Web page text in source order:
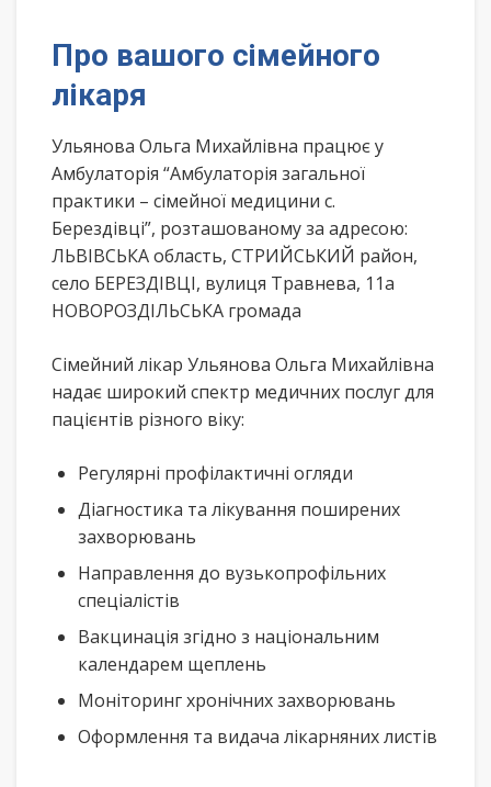
Про вашого сімейного
лікаря
Ульянова Ольга Михайлівна працює у
Амбулаторія “Амбулаторія загальної
практики – сімейної медицини с.
Берездівці”, розташованому за адресою:
ЛЬВІВСЬКА область, СТРИЙСЬКИЙ район,
село БЕРЕЗДІВЦІ, вулиця Травнева, 11а
НОВОРОЗДІЛЬСЬКА громада
Сімейний лікар Ульянова Ольга Михайлівна
надає широкий спектр медичних послуг для
пацієнтів різного віку:
Регулярні профілактичні огляди
Діагностика та лікування поширених
захворювань
Направлення до вузькопрофільних
спеціалістів
Вакцинація згідно з національним
календарем щеплень
Моніторинг хронічних захворювань
Оформлення та видача лікарняних листів